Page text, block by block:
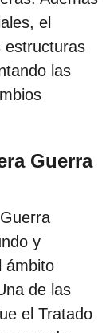
el
estructuras
las
Guerra
y
ámbito
de las
el Tratado